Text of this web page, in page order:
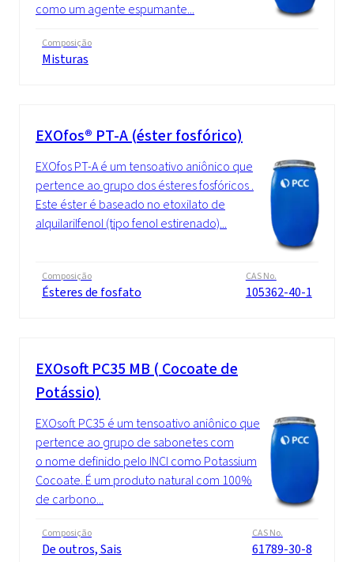
como um agente espumante...
Composição
Misturas
EXOfos® PT-A (éster fosfórico)
EXOfos PT-A é um tensoativo aniônico que
pertence ao grupo dos ésteres fosfóricos .
Este éster é baseado no etoxilato de
alquilarilfenol (tipo fenol estirenado)...
Composição
Ésteres de fosfato
CAS No.
105362-40-1
EXOsoft PC35 MB ( Cocoate de
Potássio)
EXOsoft PC35 é um tensoativo aniônico que
pertence ao grupo de sabonetes com
o nome definido pelo INCI como Potassium
Cocoate. É um produto natural com 100%
de carbono...
Composição
De outros, Sais
CAS No.
61789-30-8